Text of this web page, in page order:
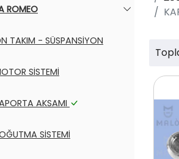
ROMEO
TAKIM - SÜSPANSİYON
SİSTEMİ
AKSAMI
SİSTEMİ